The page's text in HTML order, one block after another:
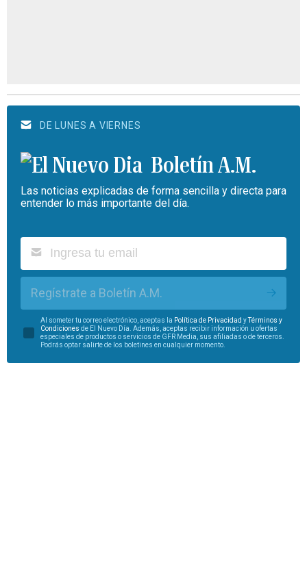
DE LUNES A VIERNES
Boletín A.M.
Las noticias explicadas de forma sencilla y directa para
entender lo más importante del día.
Regístrate a Boletín A.M.
Al someter tu correo electrónico, aceptas la Política de Privacidad yTérminos y
Condiciones de El Nuevo Día. Además, aceptas recibir información u ofertas
especiales de productos o servicios de GFR Media, sus afiliadas o de terceros.
Podrás optar salirte de los boletines en cualquier momento.